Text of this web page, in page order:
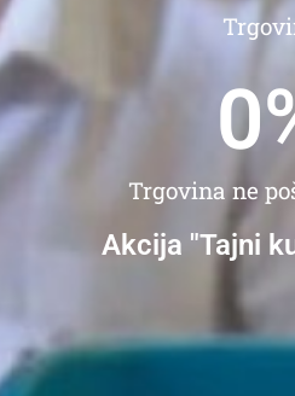
Trgovina ne
0
Akcija "Tajni